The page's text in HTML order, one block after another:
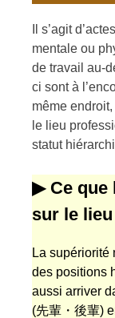
Il s’agit
mentale ou
de travail au-
ci sont à
même
le lieu
statut
▶ Ce que
sur le
La supériorité
des positions
aussi arriver
(先輩・後輩)